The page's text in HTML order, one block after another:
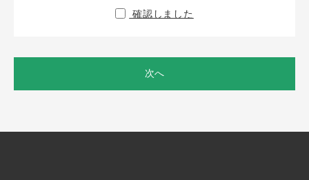
確認しました
次へ